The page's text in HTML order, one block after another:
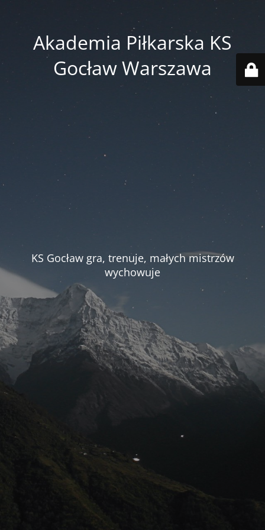
Akademia Piłkarska KS
Gocław Warszawa
KS Gocław gra, trenuje, małych mistrzów
wychowuje